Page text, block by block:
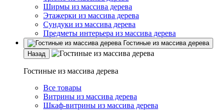
Ширмы из массива дерева
Этажерки из массива дерева
Сундуки из массива дерева
Предметы интерьера из массива дерева
Гостиные из массива дерева
Назад
Гостиные из массива дерева
Все товары
Витрины из массива дерева
Шкаф-витрины из массива дерева